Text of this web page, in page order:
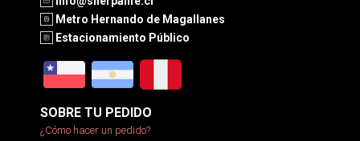
Metro Hernando de Magallanes
Estacionamiento Público
SOBRE TU PEDIDO
¿Cómo hacer un pedido?